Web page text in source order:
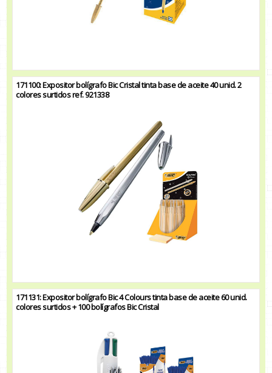
171100: Expositor bolígrafo Bic Cristal tinta base de aceite 40 unid. 2
colores surtidos ref. 921338
171131: Expositor bolígrafo Bic 4 Colours tinta base de aceite 60 unid.
colores surtidos + 100 bolígrafos Bic Cristal